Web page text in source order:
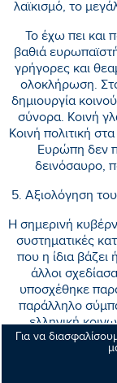
Για να
λαϊκισμό, το
Το έχω πει και
βαθιά
γρήγορες και
ολοκλήρωση.
δημιουργία
σύνορα. Κοινή
Κοινή πολιτική
Ευρώπη δεν
δεινόσαυρο,
5. Αξιολόγηση
Η σημερινή
συστηματικές
που η ίδια βάζει
άλλοι
υποσχέθηκε
παράλληλο
ελληνική
μόνιμο
για εκατό
σήμερα